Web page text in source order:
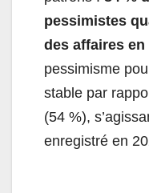
pessimistes
des affaires en
pessimisme
stable par
(54 %),
enregistré en